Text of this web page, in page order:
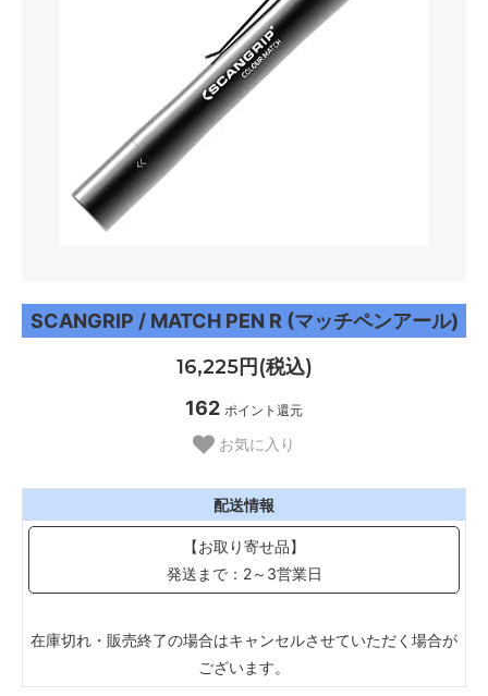
SCANGRIP / MATCH PEN R (マッチペンアール)
16,225円(税込)
162 ポイント還元
お気に入り
配送情報
【お取り寄せ品】
発送まで：2～3営業日
在庫切れ・販売終了の場合はキャンセルさせていただく場合が
ございます。